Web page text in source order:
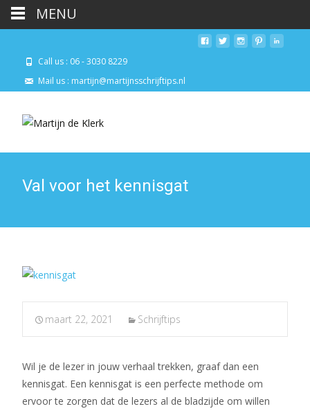
Call us : 06 - 3030 8229
Mail us : martijn@martijnsschrijftips.nl
Val voor het kennisgat
maart 22, 2021 Schrijftips
Wil je de lezer in jouw verhaal trekken, graaf dan een
kennisgat. Een kennisgat is een perfecte methode om
ervoor te zorgen dat de lezers al de bladzijde om willen
MENU